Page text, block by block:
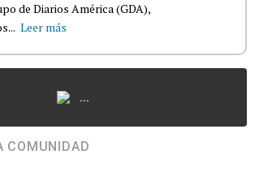
de Diarios América (GDA),
Leer más
...
COMUNIDAD